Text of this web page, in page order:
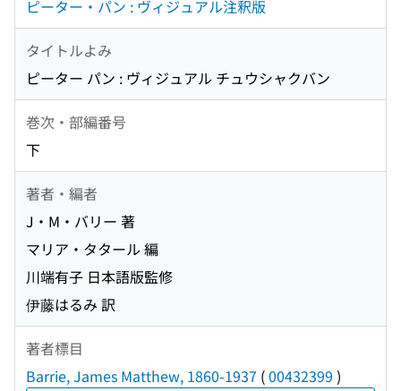
ピーター・パン : ヴィジュアル注釈版
タイトルよみ
ピーター パン : ヴィジュアル チュウシャクバン
巻次・部編番号
下
著者・編者
J・M・バリー 著
マリア・タタール 編
川端有子 日本語版監修
伊藤はるみ 訳
著者標目
Barrie, James Matthew, 1860-1937 (00432399 )